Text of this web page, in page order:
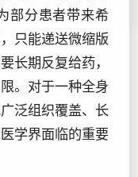
部分患者带来希
只能递送微缩版
长期反复给药，
。对于一种全身
泛组织覆盖、长
学界面临的重要